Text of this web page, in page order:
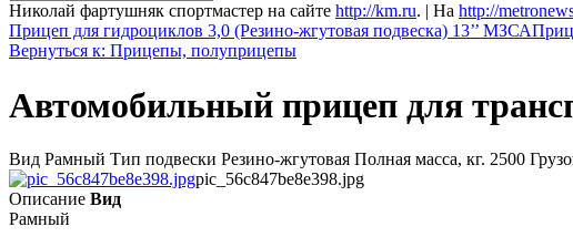
Николай фартушняк спортмастер на сайте http://km.ru. | На http://
Прицеп для гидроциклов 3,0 (Резино-жгутовая подвеска) 13’’ МЗСА
Вернуться к: Прицепы, полуприцепы
Автомобильный прицеп для
Вид Рамный Тип подвески Резино-жгутовая Полная масса, кг. 2500
pic_56c847be8e398.jpg
Описание Вид
Рамный